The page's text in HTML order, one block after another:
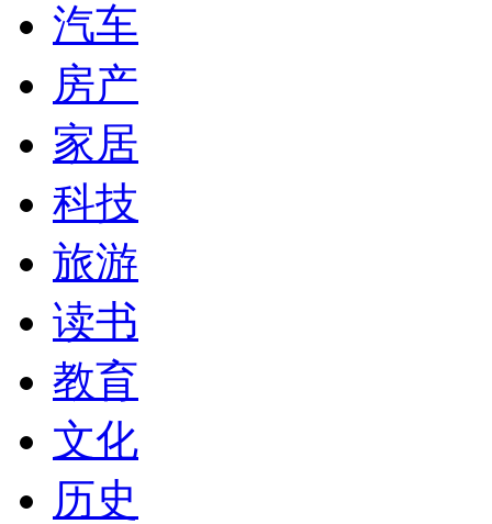
汽车
房产
家居
科技
旅游
读书
教育
文化
历史